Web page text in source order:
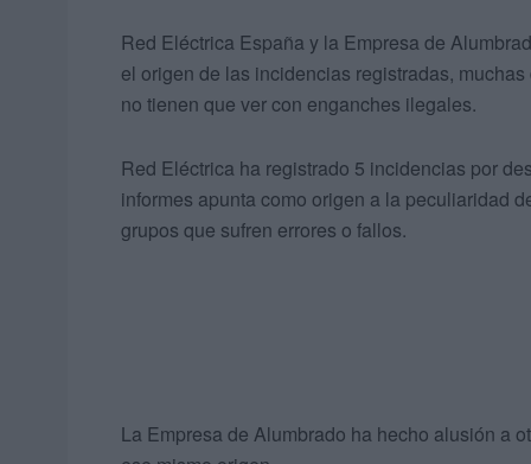
Red Eléctrica España y la Empresa de
el origen de las incidencias registradas, muchas
no tienen que ver con enganches ilegales.
Red Eléctrica ha registrado 5 incidencias por
informes apunta como origen a la peculiaridad
grupos que sufren errores o fallos.
La Empresa de Alumbrado ha hecho alusión a